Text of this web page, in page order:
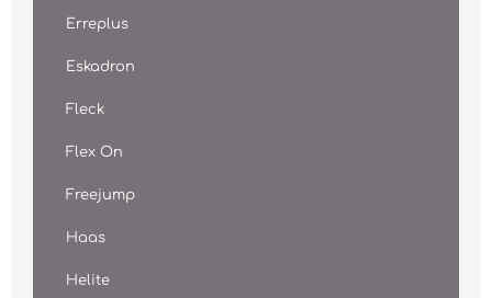
Erreplus
Eskadron
Fleck
Flex On
Freejump
Haas
Helite